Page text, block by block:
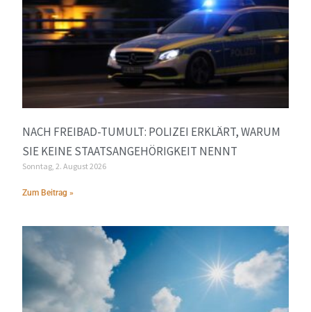
NACH FREIBAD-TUMULT: POLIZEI ERKLÄRT, WARUM
SIE KEINE STAATSANGEHÖRIGKEIT NENNT
Sonntag, 2. August 2026
Zum Beitrag »